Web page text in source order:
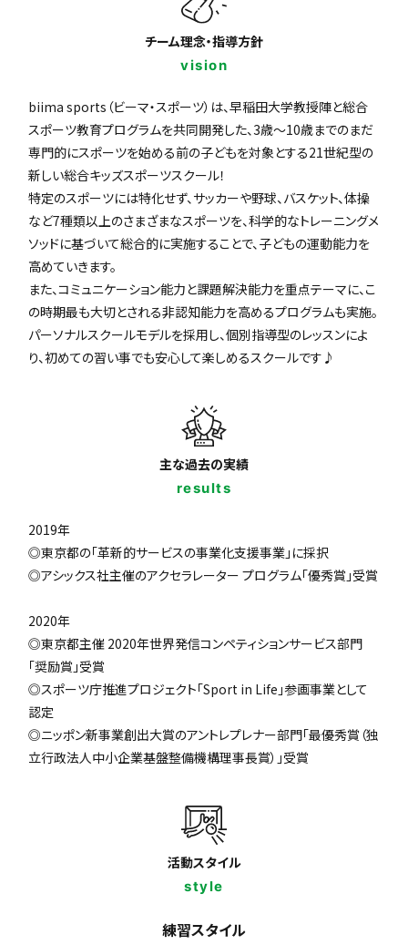
チーム理念・指導方針
vision
biima sports（ビーマ・スポーツ）は、早稲田大学教授陣と総合
スポーツ教育プログラムを共同開発した、3歳〜10歳までのまだ
専門的にスポーツを始める前の子どもを対象とする21世紀型の
新しい総合キッズスポーツスクール！
特定のスポーツには特化せず、サッカーや野球、バスケット、体操
など7種類以上のさまざまなスポーツを、科学的なトレーニングメ
ソッドに基づいて総合的に実施することで、子どもの運動能力を
高めていきます。
また、コミュニケーション能力と課題解決能力を重点テーマに、こ
の時期最も大切とされる非認知能力を高めるプログラムも実施。
パーソナルスクールモデルを採用し、個別指導型のレッスンによ
り、初めての習い事でも安心して楽しめるスクールです♪
主な過去の実績
results
2019年
◎東京都の「革新的サービスの事業化支援事業」に採択
◎アシックス社主催のアクセラレーター プログラム「優秀賞」受賞
2020年
◎東京都主催 2020年世界発信コンペティションサービス部門
「奨励賞」受賞
◎スポーツ庁推進プロジェクト「Sport in Life」参画事業として
認定
◎ニッポン新事業創出大賞のアントレプレナー部門「最優秀賞（独
立行政法人中小企業基盤整備機構理事長賞）」受賞
活動スタイル
style
練習スタイル